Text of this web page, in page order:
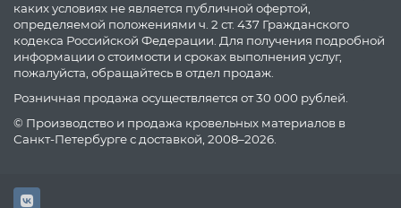
каких условиях не является публичной офертой,
определяемой положениями ч. 2 ст. 437 Гражданского
кодекса Российской Федерации. Для получения подробной
информации о стоимости и сроках выполнения услуг,
пожалуйста, обращайтесь в отдел продаж.
Розничная продажа осуществляется от 30 000 рублей.
© Производство и продажа кровельных материалов в
Санкт-Петербурге с доставкой, 2008–2026.